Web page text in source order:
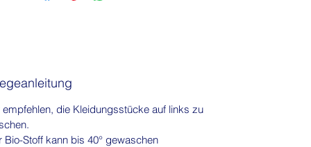
empfehlen, die Kleidungsstücke auf links zu
Bio-Stoff kann bis 40° gewaschen